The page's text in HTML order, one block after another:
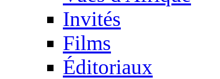
Invités
Films
Éditoriaux